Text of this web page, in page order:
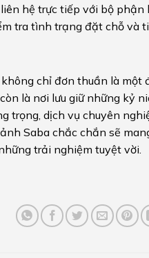
hệ trực tiếp với bộ phận
tra tình trạng đặt chỗ và
chỉ đơn thuần là một
là nơi lưu giữ những kỷ
trọng, dịch vụ chuyên
Saba chắc chắn sẽ
trải nghiệm tuyệt vời.